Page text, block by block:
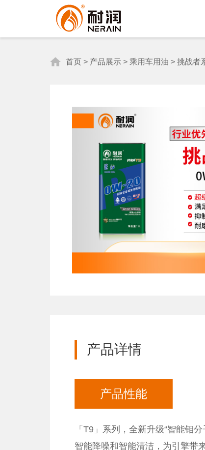
首页 > 产品展示 > 乘用车用油 > 挑战者
产品详情
产品性能
「T9」系列，全新升级“智能钼
智能降噪和智能